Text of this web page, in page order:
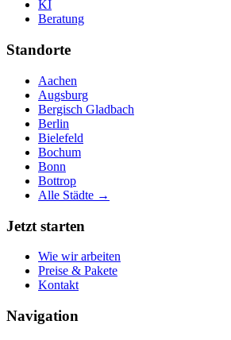
KI
Beratung
Standorte
Aachen
Augsburg
Bergisch Gladbach
Berlin
Bielefeld
Bochum
Bonn
Bottrop
Alle Städte →
Jetzt starten
Wie wir arbeiten
Preise & Pakete
Kontakt
Navigation